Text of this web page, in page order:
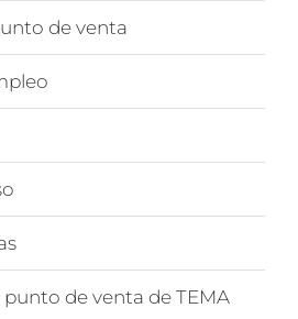
de venta
punto de venta de TEMA